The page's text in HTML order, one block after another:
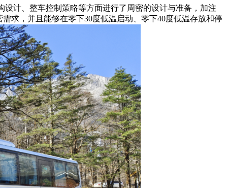
计、整车控制策略等方面进行了周密的设计与准备，加注
求，并且能够在零下30度低温启动、零下40度低温存放和停